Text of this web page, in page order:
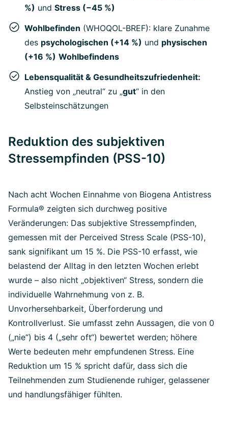
%) und Stress (−45 %)
Wohlbefinden (WHOQOL-BREF): klare Zunahme
des psychologischen (+14 %) und physischen
(+16 %) Wohlbefindens
Lebensqualität & Gesundheitszufriedenheit:
Anstieg von „neutral“ zu „gut“ in den
Selbsteinschätzungen
Reduktion des subjektiven
Stressempfinden (PSS-10)
Nach acht Wochen Einnahme von Biogena Antistress
Formula® zeigten sich durchweg positive
Veränderungen: Das subjektive Stressempfinden,
gemessen mit der Perceived Stress Scale (PSS-10),
sank signifikant um 15 %. Die PSS-10 erfasst, wie
belastend der Alltag in den letzten Wochen erlebt
wurde – also nicht „objektiven“ Stress, sondern die
individuelle Wahrnehmung von z. B.
Unvorhersehbarkeit, Überforderung und
Kontrollverlust. Sie umfasst zehn Aussagen, die von 0
(„nie“) bis 4 („sehr oft“) bewertet werden; höhere
Werte bedeuten mehr empfundenen Stress. Eine
Reduktion um 15 % spricht dafür, dass sich die
Teilnehmenden zum Studienende ruhiger, gelassener
und handlungsfähiger fühlten.